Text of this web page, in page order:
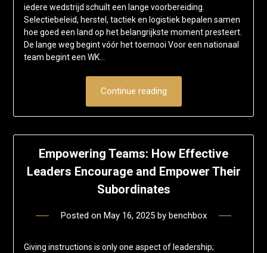
iedere wedstrijd schuilt een lange voorbereiding.
Selectiebeleid, herstel, tactiek en logistiek bepalen samen
hoe goed een land op het belangrijkste moment presteert.
De lange weg begint vóór het toernooi Voor een nationaal
team begint een WK…
Continue reading
Empowering Teams: How Effective
Leaders Encourage and Empower Their
Subordinates
Posted on May 16, 2025by benchbox
Giving instructions is only one aspect of leadership;